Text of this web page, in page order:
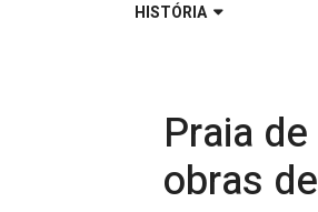
HISTÓRIA
Praia
obras